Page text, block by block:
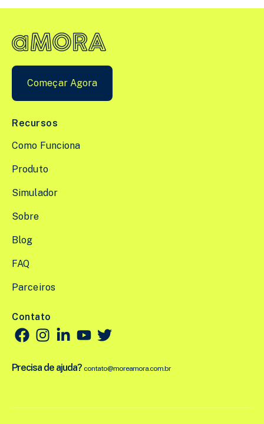
Começar Agora
Recursos
Como Funciona
Produto
Simulador
Sobre
Blog
FAQ
Parceiros
Contato
Precisa de ajuda? contato@moreamora.com.br